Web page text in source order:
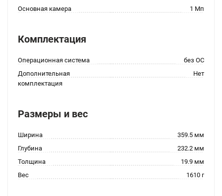
Основная камера
1 Мп
Комплектация
Операционная система
без ОС
Дополнительная
комплектация
Нет
Размеры и вес
Ширина
359.5 мм
Глубина
232.2 мм
Толщина
19.9 мм
Вес
1610 г